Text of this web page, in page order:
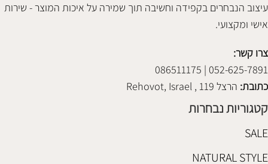
עיצוב הנבחרים בקפידה וחשיבה תוך שמירה על איכות המוצר - שירות
אישי ומקצועי.
צרו קשר:
052-625-7891 | 086511175
כתובת: הרצל 119 , Rehovot, Israel
קטגוריות נבחרות
SALE
NATURAL STYLE